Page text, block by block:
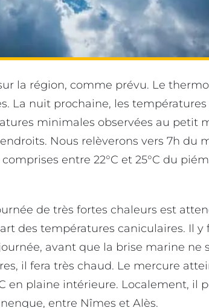
la région, comme prévu. Le
La nuit prochaine, les
minimales observées au petit
Nous relèverons vers 7h du
entre 22°C et 25°C du
de très fortes chaleurs est
des températures caniculaires. Il y
avant que la brise marine ne
il fera très chaud. Le mercure
en plaine intérieure. Localement, il
entre Nîmes et Alès.